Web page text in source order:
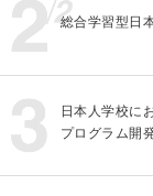
総合学習型日
日本人学校に
プログラム開